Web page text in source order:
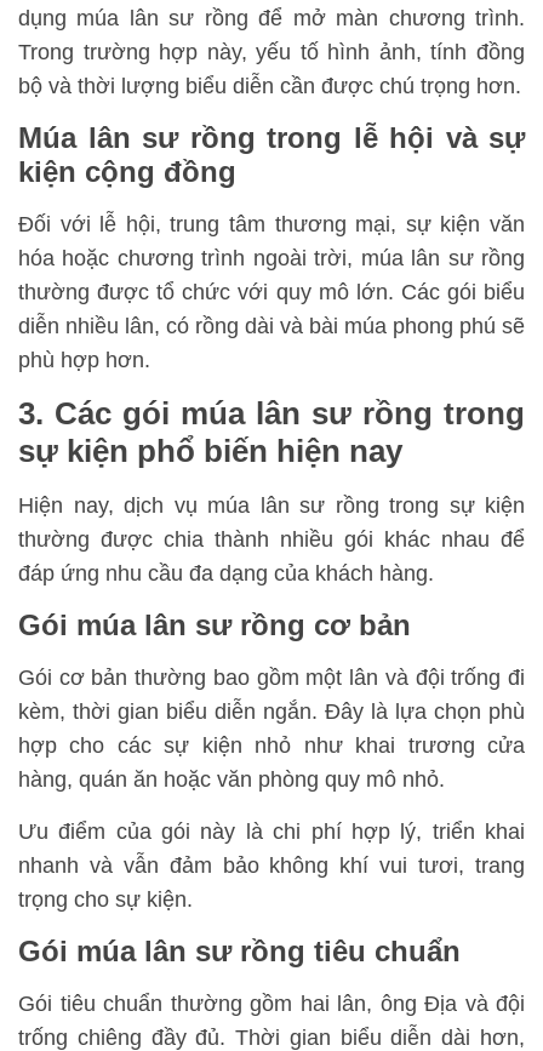
dụng múa lân sư rồng để mở màn chương trình.
Trong trường hợp này, yếu tố hình ảnh, tính đồng
bộ và thời lượng biểu diễn cần được chú trọng hơn.
Múa lân sư rồng trong lễ hội và sự
kiện cộng đồng
Đối với lễ hội, trung tâm thương mại, sự kiện văn
hóa hoặc chương trình ngoài trời, múa lân sư rồng
thường được tổ chức với quy mô lớn. Các gói biểu
diễn nhiều lân, có rồng dài và bài múa phong phú sẽ
phù hợp hơn.
3. Các gói múa lân sư rồng trong
sự kiện phổ biến hiện nay
Hiện nay, dịch vụ múa lân sư rồng trong sự kiện
thường được chia thành nhiều gói khác nhau để
đáp ứng nhu cầu đa dạng của khách hàng.
Gói múa lân sư rồng cơ bản
Gói cơ bản thường bao gồm một lân và đội trống đi
kèm, thời gian biểu diễn ngắn. Đây là lựa chọn phù
hợp cho các sự kiện nhỏ như khai trương cửa
hàng, quán ăn hoặc văn phòng quy mô nhỏ.
Ưu điểm của gói này là chi phí hợp lý, triển khai
nhanh và vẫn đảm bảo không khí vui tươi, trang
trọng cho sự kiện.
Gói múa lân sư rồng tiêu chuẩn
Gói tiêu chuẩn thường gồm hai lân, ông Địa và đội
trống chiêng đầy đủ. Thời gian biểu diễn dài hơn,